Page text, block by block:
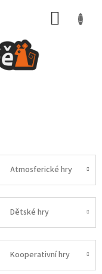
Atmosferické hry
Dětské hry
Kooperativní hry